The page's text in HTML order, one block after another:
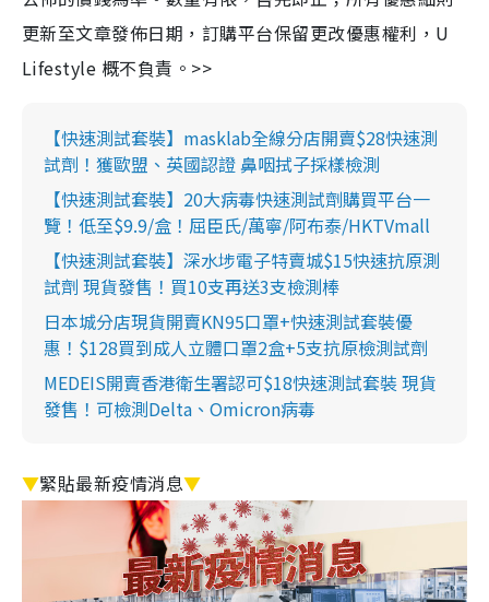
更新至文章發佈日期，訂購平台保留更改優惠權利，U
Lifestyle 概不負責。>>
【快速測試套裝】masklab全線分店開賣$28快速測
試劑！獲歐盟、英國認證 鼻咽拭子採樣檢測
【快速測試套裝】20大病毒快速測試劑購買平台一
覽！低至$9.9/盒！屈臣氏/萬寧/阿布泰/HKTVmall
【快速測試套裝】深水埗電子特賣城$15快速抗原測
試劑 現貨發售！買10支再送3支檢測棒
日本城分店現貨開賣KN95口罩+快速測試套裝優
惠！$128買到成人立體口罩2盒+5支抗原檢測試劑
MEDEIS開賣香港衛生署認可$18快速測試套裝 現貨
發售！可檢測Delta、Omicron病毒
▼緊貼最新疫情消息▼